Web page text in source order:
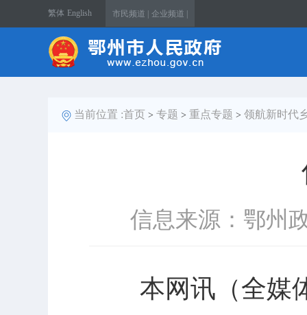
繁体 English 市民频道 | 企业频道 |
当前位置 :首页 > 专题 > 重点专题 > 领航新时代
信息来源：鄂州
本网讯（全媒体